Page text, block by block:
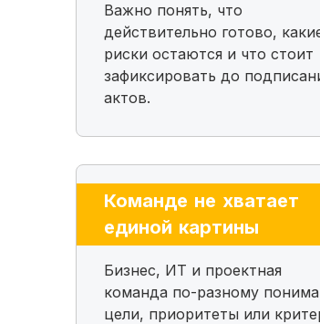
Важно понять, что
действительно готово,
риски остаются и что стоит
зафиксировать до
актов.
Команде не хватает
единой картины
Бизнес, ИТ и проектная
команда по-разному
цели, приоритеты или